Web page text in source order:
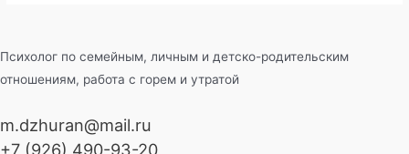
ЛЕТ
Психолог по семейным, личным и детско-родительским
отношениям, работа с горем и утратой
m.dzhuran@mail.ru
+7 (926) 490-93-20